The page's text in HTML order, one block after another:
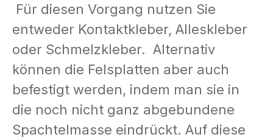
Für diesen Vorgang nutzen Sie
entweder Kontaktkleber, Alleskleber
oder Schmelzkleber. Alternativ
können die Felsplatten aber auch
befestigt werden, indem man sie in
die noch nicht ganz abgebundene
Spachtelmasse eindrückt. Auf diese